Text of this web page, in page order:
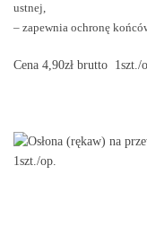
ustnej,
– zapewnia ochronę
Cena 4,90zł brutto 1szt./